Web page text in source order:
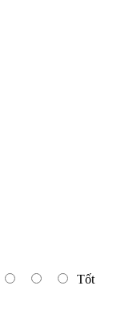
Tốt